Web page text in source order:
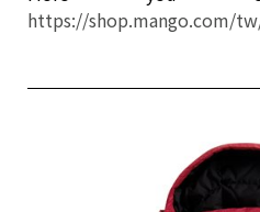
https://shop.mango.com/